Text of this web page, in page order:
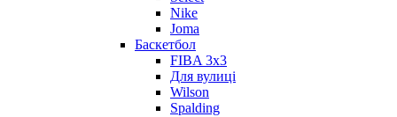
Nike
Joma
Баскетбол
FIBA 3x3
Для вулиці
Wilson
Spalding